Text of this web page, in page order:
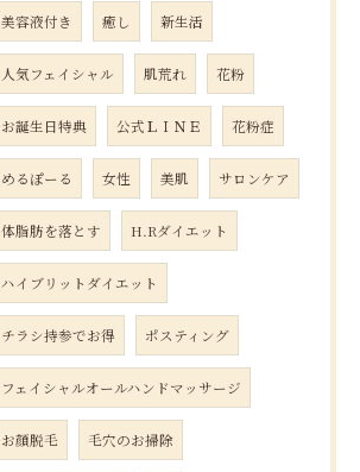
美容液付き 癒し 新生活
人気フェイシャル 肌荒れ 花粉
お誕生日特典 公式ＬＩＮＥ 花粉症
めるぽーる 女性 美肌 サロンケア
体脂肪を落とす H.Rダイエット
ハイブリットダイエット
チラシ持参でお得 ポスティング
フェイシャルオールハンドマッサージ
お顔脱毛 毛穴のお掃除